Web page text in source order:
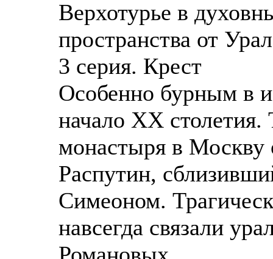
Верхотурье в
пространства от
3 серия. Крест
Особенно бурным в
начало ХХ столетия.
монастыря в Москву
Распутин,
Симеоном.
навсегда связали